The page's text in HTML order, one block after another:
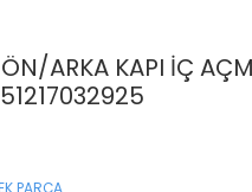
ARKA KAPI İÇ
PARÇA